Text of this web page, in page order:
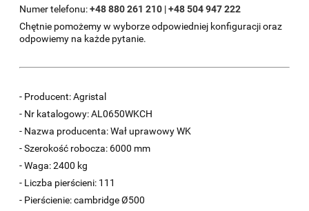
Numer telefonu:+48 880 261 210 |+48 504 947 222
Chętnie pomożemy w wyborze odpowiedniej konfiguracji oraz
odpowiemy na każde pytanie.
- Producent: Agristal
- Nr katalogowy: AL0650WKCH
- Nazwa producenta: Wał uprawowy WK
- Szerokość robocza: 6000 mm
- Waga: 2400 kg
- Liczba pierścieni: 111
- Pierścienie: cambridge Ø500